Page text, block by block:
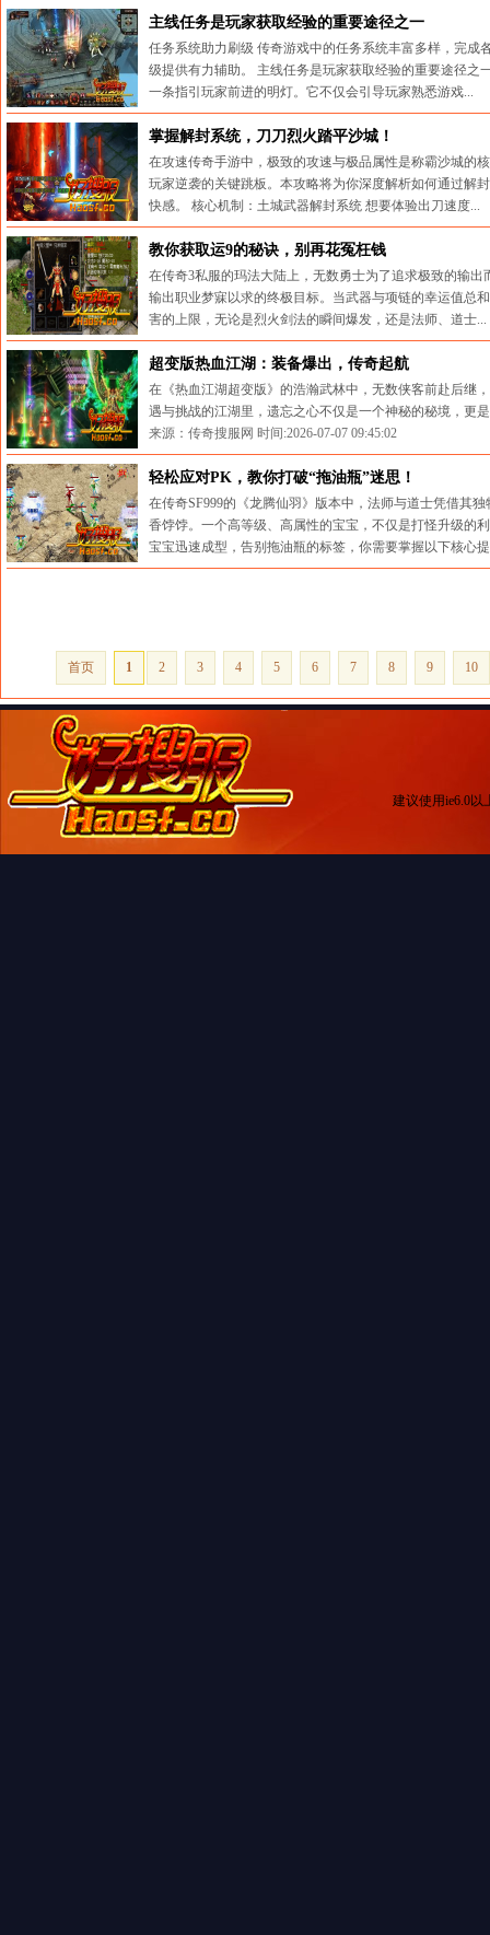
主线任务是玩家获取经验的重要途径之一
任务系统助力刷级 传奇游戏中的任务系统丰富多样，完成
级提供有力辅助。 主线任务是玩家获取经验的重要途径之
一条指引玩家前进的明灯。它不仅会引导玩家熟悉游戏...
来源：传奇搜服网 时间:2026-07-19 14:34:13
掌握解封系统，刀刀烈火踏平沙城！
在攻速传奇手游中，极致的攻速与极品属性是称霸沙城的
玩家逆袭的关键跳板。本攻略将为你深度解析如何通过解
快感。 核心机制：土城武器解封系统 想要体验出刀速度...
来源：传奇搜服网 时间:2026-07-15 10:33:00
教你获取运9的秘诀，别再花冤枉钱
在传奇3私服的玛法大陆上，无数勇士为了追求极致的输
输出职业梦寐以求的终极目标。当武器与项链的幸运值总
害的上限，无论是烈火剑法的瞬间爆发，还是法师、道士...
来源：传奇搜服网 时间:2026-07-11 09:15:03
超变版热血江湖：装备爆出，传奇起航
在《热血江湖超变版》的浩瀚武林中，无数侠客前赴后继
遇与挑战的江湖里，遗忘之心不仅是一个神秘的秘境，更
来源：传奇搜服网 时间:2026-07-07 09:45:02
轻松应对PK，教你打破“拖油瓶”迷思！
在传奇SF999的《龙腾仙羽》版本中，法师与道士凭借其
香饽饽。一个高等级、高属性的宝宝，不仅是打怪升级的
宝宝迅速成型，告别拖油瓶的标签，你需要掌握以下核心
来源：传奇搜服网 时间:2026-07-03 09:31:43
首页 1 2 3 4 5 6 7 8 9 10
建议使用ie6.0以